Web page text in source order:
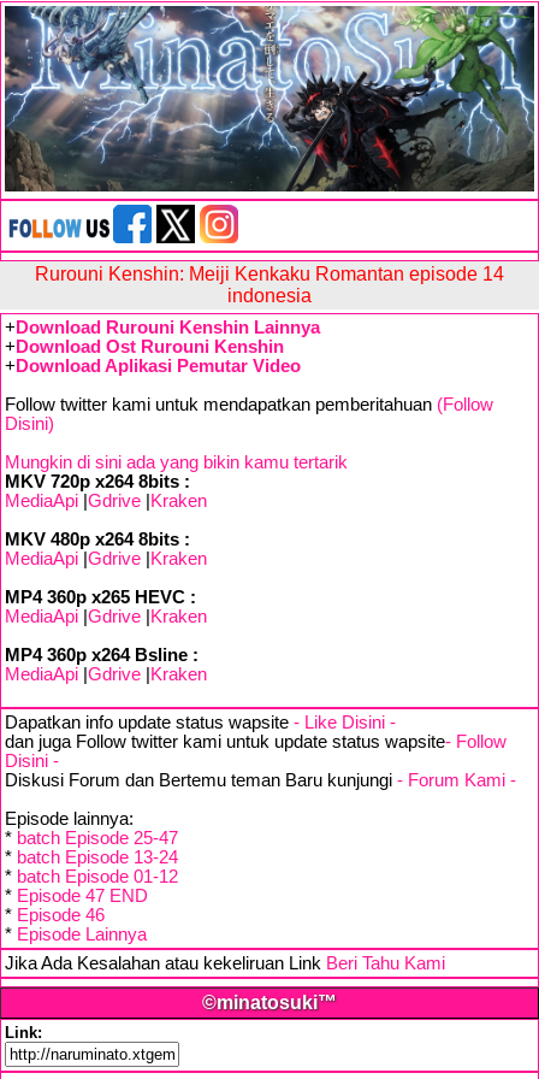
Rurouni Kenshin: Meiji Kenkaku Romantan episode 14
indonesia
+ Download Rurouni Kenshin Lainnya
+ Download Ost Rurouni Kenshin
+ Download Aplikasi Pemutar Video
Follow twitter kami untuk mendapatkan pemberitahuan (Follow
Disini)
Mungkin di sini ada yang bikin kamu tertarik
MKV 720p x264 8bits :
MediaApi Gdrive
Kraken
MKV 480p x264 8bits :
MediaApi Gdrive
Kraken
MP4 360p x265 HEVC :
MediaApi Gdrive
Kraken
MP4 360p x264 Bsline :
MediaApi Gdrive Kraken
Dapatkan info update status wapsite - Like Disini -
dan juga Follow twitter kami untuk update status wapsite- Follow
Disini -
Diskusi Forum dan Bertemu teman Baru kunjungi - Forum Kami -
Episode lainnya:
* batch Episode 25-47
* batch Episode 13-24
* batch Episode 01-12
* Episode 47 END
* Episode 46
* Episode Lainnya
Jika Ada Kesalahan atau kekeliruan Link Beri Tahu Kami
©minatosuki™
Link: